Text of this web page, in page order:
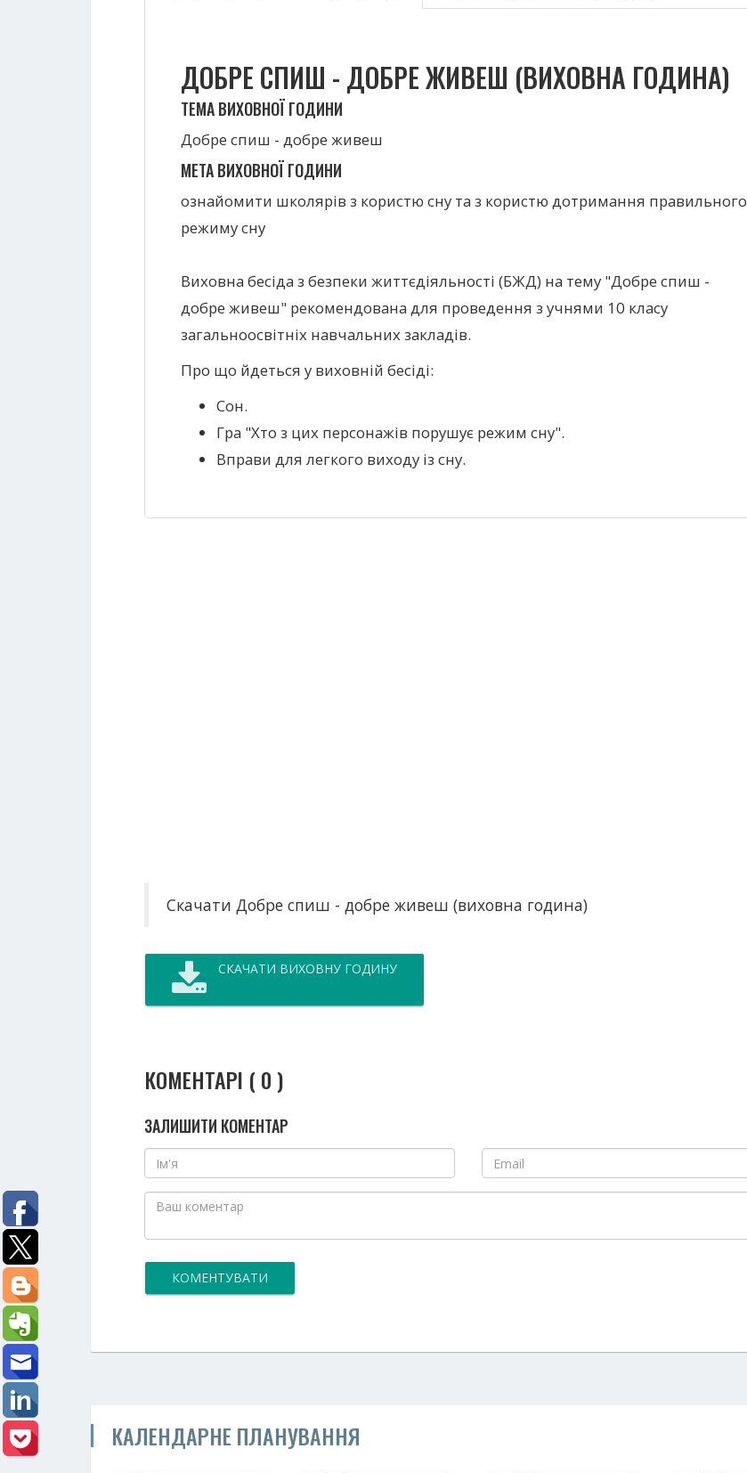
ДОБРЕ СПИШ - ДОБРЕ ЖИВЕШ (ВИХОВНА ГОДИНА)
ТЕМА ВИХОВНОЇ ГОДИНИ
Добре спиш - добре живеш
МЕТА ВИХОВНОЇ ГОДИНИ
ознайомити школярів з користю сну та з користю дотримання правильного
режиму сну
Виховна бесіда з безпеки життєдіяльності (БЖД) на тему "Добре спиш -
добре живеш" рекомендована для проведення з учнями 10 класу
загальноосвітніх навчальних закладів.
Про що йдеться у виховній бесіді:
Сон.
Гра "Хто з цих персонажів порушує режим сну".
Вправи для легкого виходу із сну.
Скачати Добре спиш - добре живеш (виховна година)
СКАЧАТИ ВИХОВНУ ГОДИНУ
КОМЕНТАРІ ( 0 )
ЗАЛИШИТИ КОМЕНТАР
КОМЕНТУВАТИ
КАЛЕНДАРНЕ ПЛАНУВАННЯ